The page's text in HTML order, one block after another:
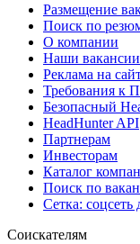
Размещение
Поиск по
О компании
Наши вакансии
Реклама на
Требования к
Безопасный
HeadHunter API
Партнерам
Инвесторам
Каталог
Поиск по
Сетка: соцсеть
Соискателям